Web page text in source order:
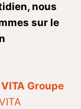
nous
sur le
Groupe